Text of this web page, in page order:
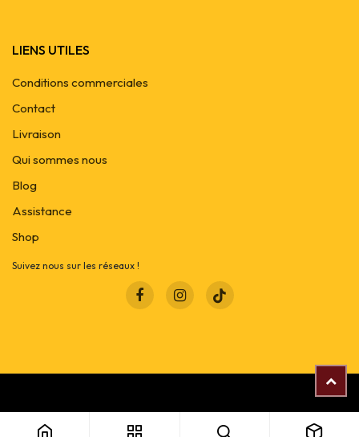
LIENS UTILES
Conditions commerciales
Contact
Livraison
Qui sommes nous
Blog
Assistance
Shop
Suivez nous sur les réseaux !